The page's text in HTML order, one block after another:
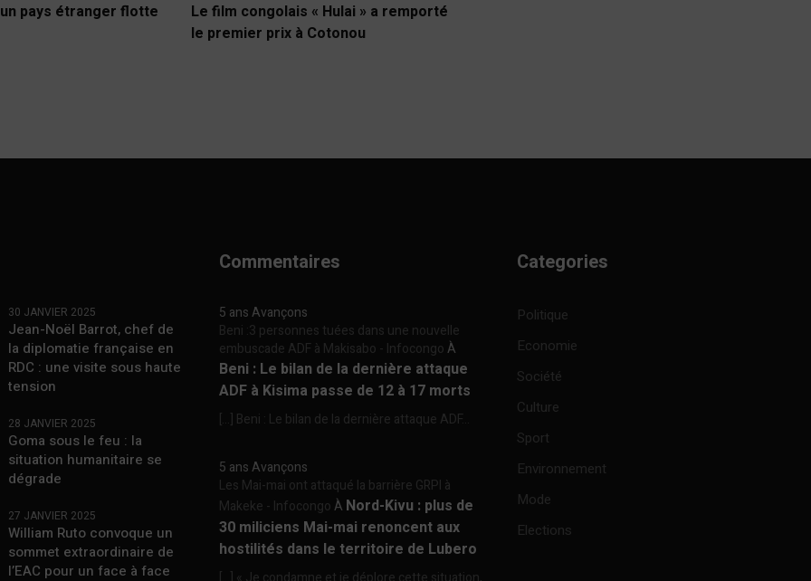
pays étranger flotte
Le film congolais « Hulai » a remporté
le premier prix à Cotonou
30 JANVIER 2025
Jean-Noël Barrot, chef de
la diplomatie française en
RDC : une visite sous haute
tension
28 JANVIER 2025
Goma sous le feu : la
situation humanitaire se
dégrade
27 JANVIER 2025
William Ruto convoque un
sommet extraordinaire de
l’EAC pour un face à face
Commentaires
5 ans Avançons
Beni :3 personnes tuées dans une nouvelle
embuscade ADF à Makisabo - InfocongoÀ
Beni : Le bilan de la dernière attaque
ADF à Kisima passe de 12 à 17 morts
[…] Beni : Le bilan de la dernière attaque ADF...
5 ans Avançons
Les Mai-mai ont attaqué la barrière GRPI à
Makeke - InfocongoÀ Nord-Kivu : plus de
30 miliciens Mai-mai renoncent aux
hostilités dans le territoire de Lubero
Categories
Politique
Economie
Société
Culture
Sport
Environnement
Mode
Elections